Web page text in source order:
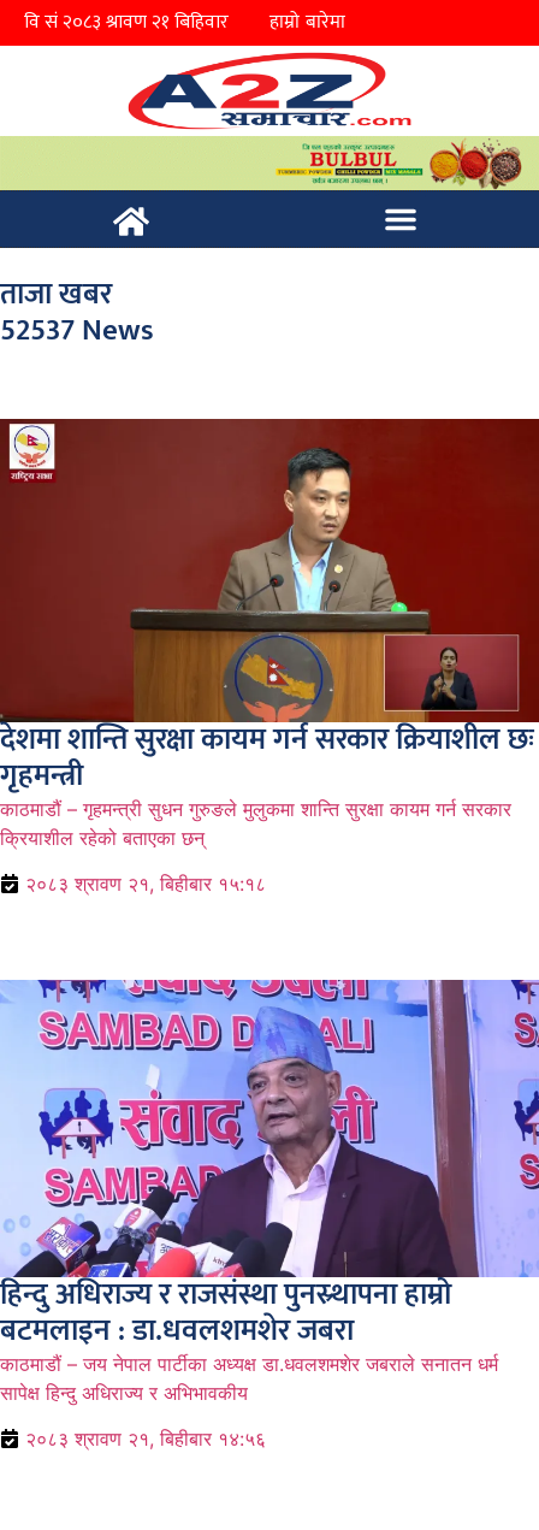
हाम्रो बारेमा
ताजा खबर
52537 News
देशमा शान्ति सुरक्षा कायम गर्न सरकार क्रियाशील छः
गृहमन्त्री
काठमाडौं – गृहमन्त्री सुधन गुरुङले मुलुकमा शान्ति सुरक्षा कायम गर्न सरकार
क्रियाशील रहेको बताएका छन्
२०८३ श्रावण २१, बिहीबार १५:१८
हिन्दु अधिराज्य र राजसंस्था पुनस्र्थापना हाम्रो
बटमलाइन : डा.धवलशमशेर जबरा
काठमाडौं – जय नेपाल पार्टीका अध्यक्ष डा.धवलशमशेर जबराले सनातन धर्म
सापेक्ष हिन्दु अधिराज्य र अभिभावकीय
२०८३ श्रावण २१, बिहीबार १४:५६